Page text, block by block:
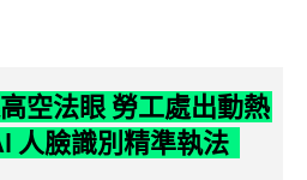
空法眼 勞工處出動熱
人臉識別精準執法